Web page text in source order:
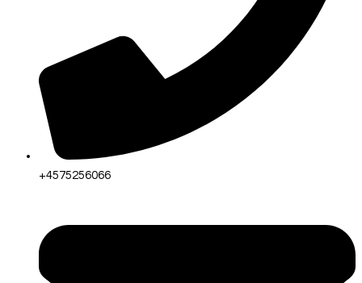
+4575256066